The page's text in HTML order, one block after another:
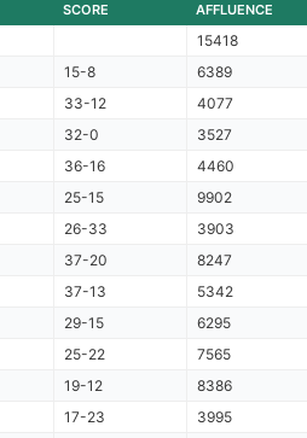
SCORE AFFLUENCE
15418
15-8
6389
33-12
4077
32-0
3527
36-16
4460
25-15
9902
26-33
3903
37-20
8247
37-13
5342
29-15
6295
25-22
7565
19-12
8386
17-23
3995